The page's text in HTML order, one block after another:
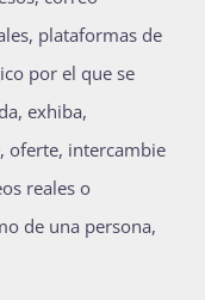
plataformas de
por el que se
exhiba,
oferte, intercambie
reales o
de una persona,